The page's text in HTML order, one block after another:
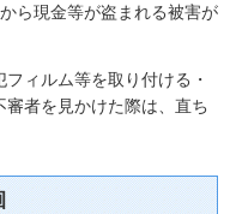
ら現金等が盗まれる被害が
ィルム等を取り付ける・
者を見かけた際は、直ち